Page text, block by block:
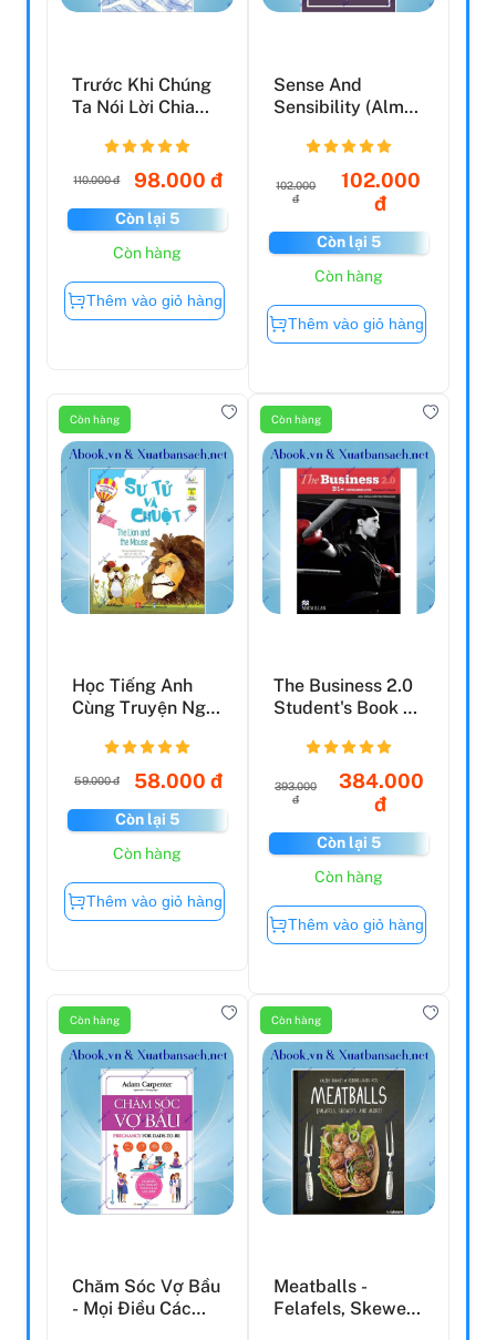
Trước Khi Chúng
Ta Nói Lời Chia
110.000 đ 98.000 đ
Còn lại 5
Còn hàng
Thêm vào giỏ hàng
Sense And
Sensibility (Alma
Evergreens)
102.000
đ
102.000
đ
Còn lại 5
Còn hàng
Thêm vào giỏ hàng
Còn hàng
Học Tiếng Anh
Cùng Truyện Ngụ
Tử V...
59.000 đ 58.000 đ
Còn lại 5
Còn hàng
Thêm vào giỏ hàng
Còn hàng
The Business 2.0
Student's Book +
Interm...
393.000
đ
384.000
đ
Còn lại 5
Còn hàng
Thêm vào giỏ hàng
Còn hàng
Chăm Sóc Vợ Bầu
- Mọi Điều Các
Còn hàng
Meatballs -
Felafels, Skewers